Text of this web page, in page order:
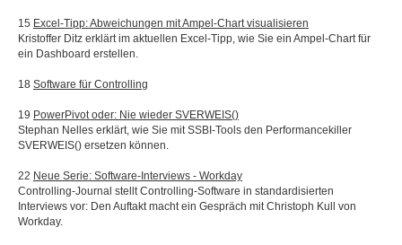
15 Excel-Tipp: Abweichungen mit Ampel-Chart visualisieren
Kristoffer Ditz erklärt im aktuellen Excel-Tipp, wie Sie ein Ampel-Chart für
ein Dashboard erstellen.
18 Software für Controlling
19 PowerPivot oder: Nie wieder SVERWEIS()
Stephan Nelles erklärt, wie Sie mit SSBI-Tools den Performancekiller
SVERWEIS() ersetzen können.
22 Neue Serie: Software-Interviews - Workday
Controlling-Journal stellt Controlling-Software in standardisierten
Interviews vor: Den Auftakt macht ein Gespräch mit Christoph Kull von
Workday.